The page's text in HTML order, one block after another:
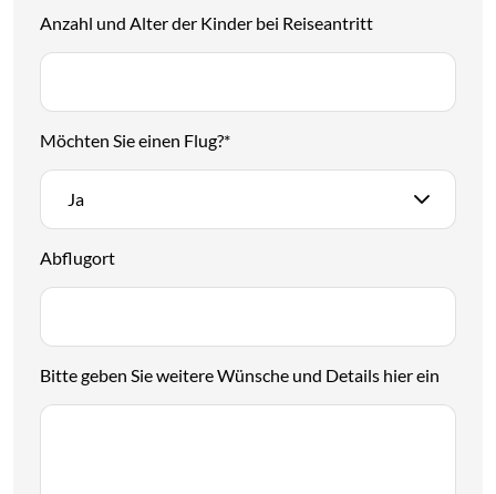
Anzahl und Alter der Kinder bei Reiseantritt
Möchten Sie einen Flug?*
Ja
Abflugort
Bitte geben Sie weitere Wünsche und Details hier ein